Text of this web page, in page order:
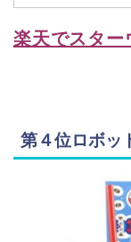
楽天でスター
第４位ロボッ